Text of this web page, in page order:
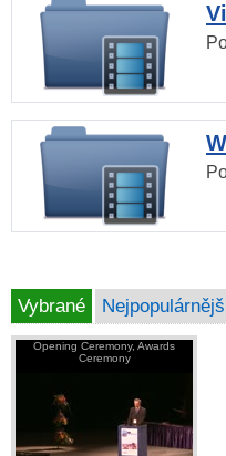
Vybrané
Opening Ceremony, Awards
Ceremony